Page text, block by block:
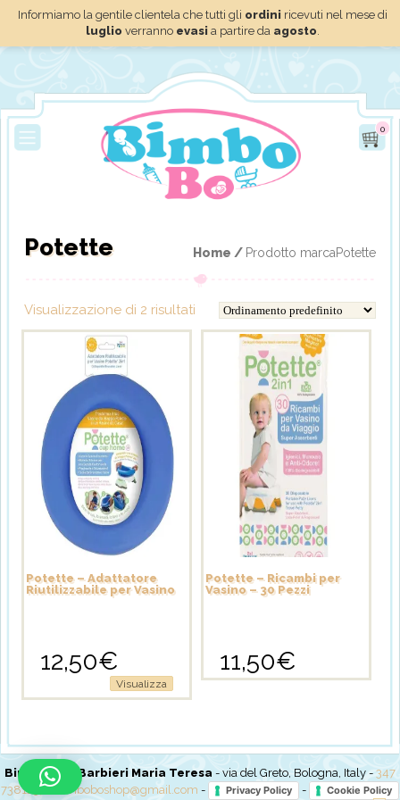
Informiamo la gentile clientela che tutti gli ordini ricevuti nel mese di
luglio verranno evasi a partire da agosto.
0
Home / Prodotto marcaPotette
Potette
Visualizzazione di 2 risultati
Potette – Adattatore
Riutilizzabile per Vasino
12,50€
Visualizza
Potette – Ricambi per
Vasino – 30 Pezzi
11,50€
BimboBo di Barbieri Maria Teresa - via del Greto, Bologna, Italy - 347
7381237-bimboboshop@gmail.com - Privacy Policy - Cookie Policy